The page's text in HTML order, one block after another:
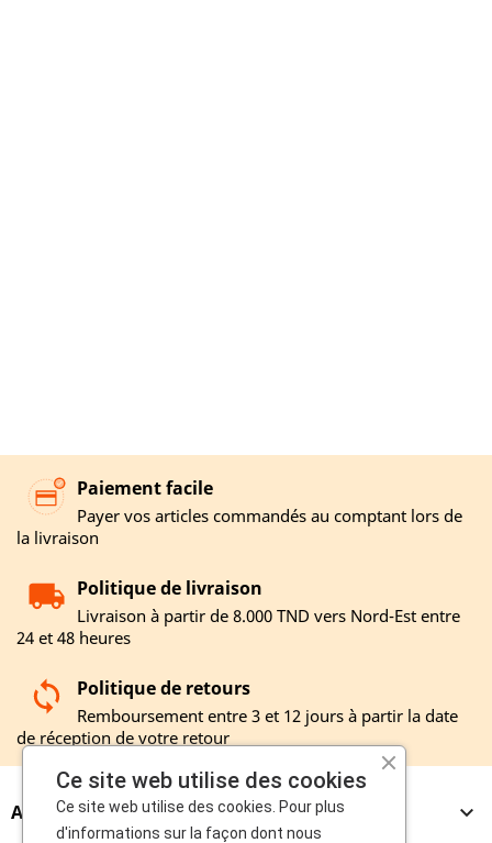
Paiement facile
Payer vos articles commandés au comptant lors de
la livraison
Politique de livraison
Livraison à partir de 8.000 TND vers Nord-Est entre
24 et 48 heures
Politique de retours
Remboursement entre 3 et 12 jours à partir la date
de réception de votre retour
A PROPOS 
Ce site web utilise des cookies
Ce site web utilise des cookies. Pour plus
d'informations sur la façon dont nous